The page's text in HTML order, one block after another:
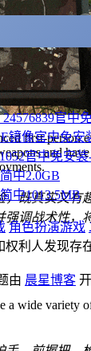
first-person
and
，既真实又
调战术性，
wide variety
官中
镜像官中免安
官中免安
中2.0GB
中1013.5MB
角色扮演游戏
利人发现存
由 晨星博客